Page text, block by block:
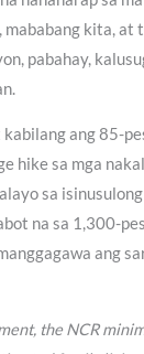
mababang kita,
pabahay,
kabilang ang 85-
hike sa mga
sa
na sa 1,300-
ang
the NCR